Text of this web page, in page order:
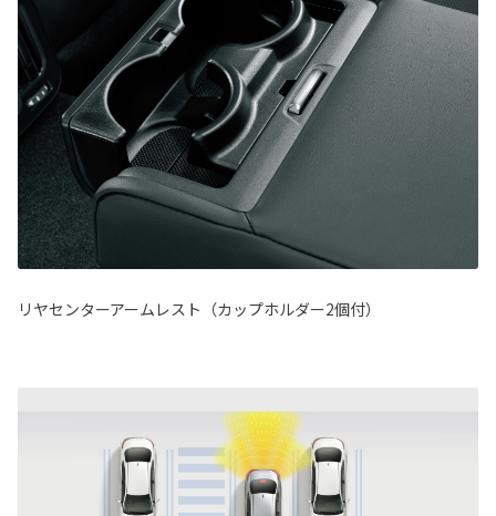
リヤセンターアームレスト（カップホルダー2個付）